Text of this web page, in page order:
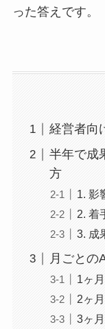
った答えです。
経営者向
半年で成
方
1. 影
2. 着
3. 成
月ごとの
1ヶ
2ヶ
3ヶ